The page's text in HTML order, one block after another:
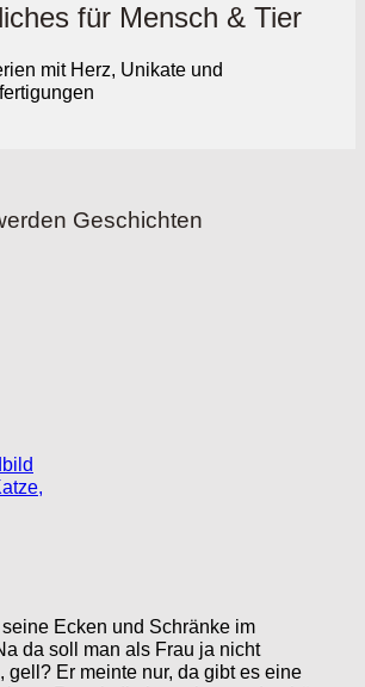
für Mensch & Tier
mit Herz, Unikate und
Geschichten
Ecken und Schränke im
da soll man als Frau ja nicht
gell? Er meinte nur, da gibt es eine